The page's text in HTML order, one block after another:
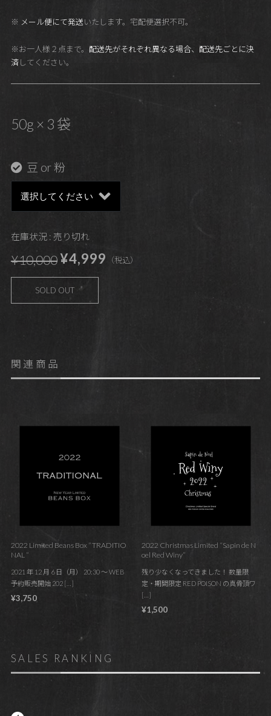
※ メール便にて発送いたします。宅配便選択不可。
※お一人様２点まで。 配送先がそれぞれ異なる場合、配送先ごとに決
済してください。
50g × 3 袋
豆 or 粉
在庫状況 : 売り切れ
¥10,000¥4,999 （税込）
SOLD OUT
関連商品
2022 Limited Beans Box ” TRADITIO
NAL ”
2021 年 12 月 6 日（月） 20:30 ～ WEB
予約販売開始 202 […]
¥3,750
2022 Christmas Limited “Sapin de N
oel Red Winy”
残り少なくなってきました！ 数量限
定・期間限定 RED POISON の真骨頂ワ
[…]
¥1,500
SALES RANKING